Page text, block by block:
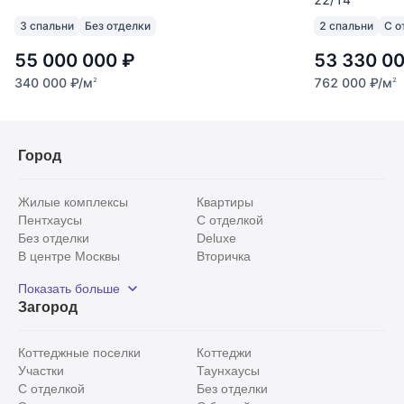
Полная готовность ремонта уже через 1,5 месяца
уже сейчас!
Приходите на просмотр и оцените все
преимущества квартиры, дома и локации лично!
3 спальни Без отделки
55 000 000 ₽
340 000 ₽/м2
2 спальни С
53 330
762 000 ₽/м2
Город
Жилые комплексы
Квартиры
Пентхаусы
С отделкой
Без отделки
Deluxe
В центре Москвы
Вторичка
Рядом с парком
С панорамными окнами
Показать больше
Загород
Коттеджные поселки
Коттеджи
Участки
Таунхаусы
С отделкой
Без отделки